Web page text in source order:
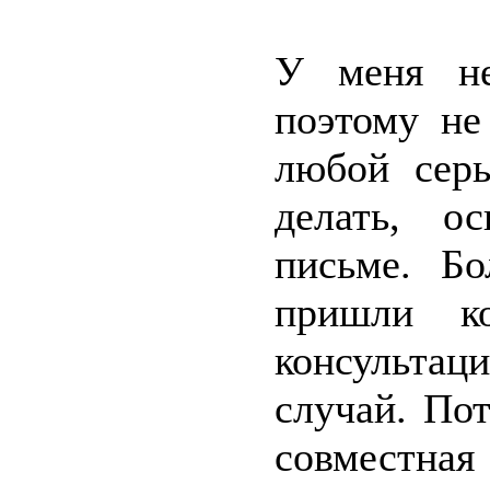
У меня
поэтому
любой
делать,
письме.
пришли
случай.